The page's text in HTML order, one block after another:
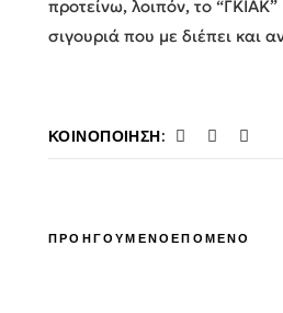
προτείνω, λοιπόν, το
σιγουριά που με διέπει και
ΚΟΙΝΟΠΟΊΗΣΗ:
ΠΡΟΗΓΟΥΜΕΝΟΕΠΟΜΕΝΟ